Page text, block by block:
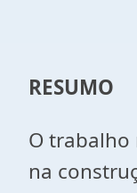
RESUMO
O trabalho
na